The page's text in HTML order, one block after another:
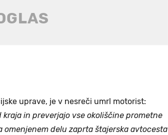
uprave, je v nesreči umrl motorist:
in preverjajo vse okoliščine prometne
omenjenem delu zaprta štajerska avtocesta